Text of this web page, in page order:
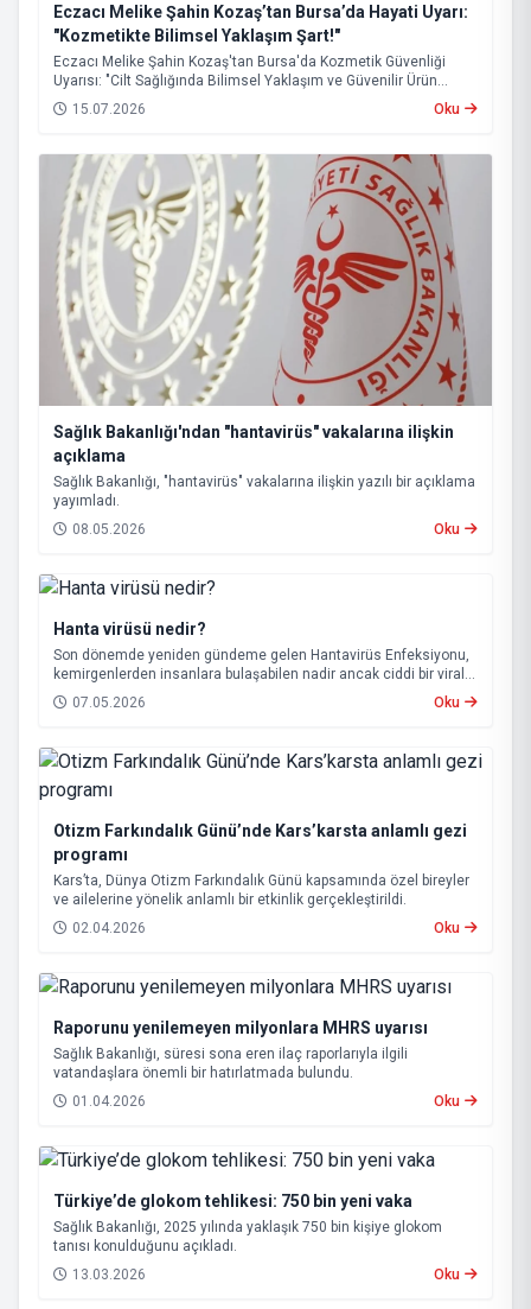
Eczacı Melike Şahin Kozaş’tan Bursa’da Hayati Uyarı:
"Kozmetikte Bilimsel Yaklaşım Şart!"
Eczacı Melike Şahin Kozaş'tan Bursa'da Kozmetik Güvenliği
Uyarısı: "Cilt Sağlığında Bilimsel Yaklaşım ve Güvenilir Ürün
Kullanımı Hayati Önem Taşıyor"
15.07.2026 Oku
Sağlık Bakanlığı'ndan "hantavirüs" vakalarına ilişkin
açıklama
Sağlık Bakanlığı, "hantavirüs" vakalarına ilişkin yazılı bir açıklama
yayımladı.
08.05.2026
Oku
Hanta virüsü nedir?
Son dönemde yeniden gündeme gelen Hantavirüs Enfeksiyonu,
kemirgenlerden insanlara bulaşabilen nadir ancak ciddi bir viral
hastalık olarak biliniyor.
07.05.2026 Oku
Otizm Farkındalık Günü’nde Kars’karsta anlamlı gezi
programı
Kars’ta, Dünya Otizm Farkındalık Günü kapsamında özel bireyler
ve ailelerine yönelik anlamlı bir etkinlik gerçekleştirildi.
02.04.2026
Oku
Raporunu yenilemeyen milyonlara MHRS uyarısı
Sağlık Bakanlığı, süresi sona eren ilaç raporlarıyla ilgili
vatandaşlara önemli bir hatırlatmada bulundu.
01.04.2026
Oku
Türkiye’de glokom tehlikesi: 750 bin yeni vaka
Sağlık Bakanlığı, 2025 yılında yaklaşık 750 bin kişiye glokom
tanısı konulduğunu açıkladı.
13.03.2026
Oku